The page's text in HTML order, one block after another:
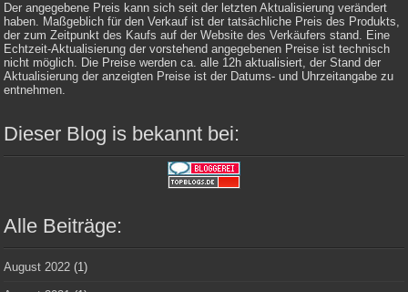
Der angegebene Preis kann sich seit der letzten Aktualisierung verändert
haben. Maßgeblich für den Verkauf ist der tatsächliche Preis des Produkts,
der zum Zeitpunkt des Kaufs auf der Website des Verkäufers stand. Eine
Echtzeit-Aktualisierung der vorstehend angegebenen Preise ist technisch
nicht möglich. Die Preise werden ca. alle 12h aktualisiert, der Stand der
Aktualisierung der anzeigten Preise ist der Datums- und Uhrzeitangabe zu
entnehmen.
Dieser Blog is bekannt bei:
Alle Beiträge:
August 2022 (1)